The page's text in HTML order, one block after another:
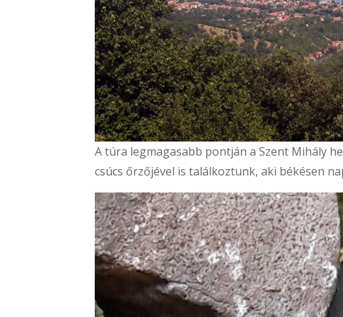
A túra legmagasabb pontján a Szent Mihály
csúcs őrzőjével is találkoztunk, aki békésen